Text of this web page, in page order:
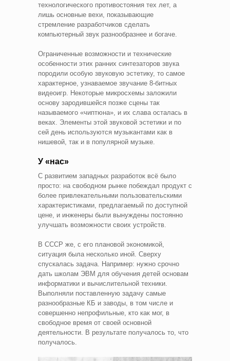
технологического противостояния тех лет, а
лишь основные вехи, показывающие
стремление разработчиков сделать
компьютерный звук разнообразнее и богаче.
Ограниченные возможности и технические
особенности этих ранних синтезаторов звука
породили особую звуковую эстетику, то самое
характерное, узнаваемое звучание 8-битных
видеоигр. Некоторые микросхемы заложили
основу зародившейся позже сцены так
называемого «чиптюна», и их слава осталась в
веках. Элементы этой звуковой эстетики и по
сей день используются музыкантами как в
нишевой, так и в популярной музыке.
У «нас»
С развитием западных разработок всё было
просто: на свободном рынке побеждал продукт с
более привлекательными пользовательскими
характеристиками, предлагаемый по доступной
цене, и инженеры были вынуждены постоянно
улучшать возможности своих устройств.
В СССР же, с его плановой экономикой,
ситуация была несколько иной. Сверху
спускалась задача. Например: нужно срочно
дать школам ЭВМ для обучения детей основам
информатики и вычислительной техники.
Выполняли поставленную задачу самые
разнообразные КБ и заводы, в том числе и
совершенно непрофильные, кто как мог, в
свободное время от своей основной
деятельности. В результате получалось то, что
получалось.